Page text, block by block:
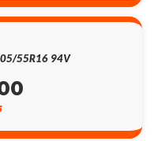
55R16 94V